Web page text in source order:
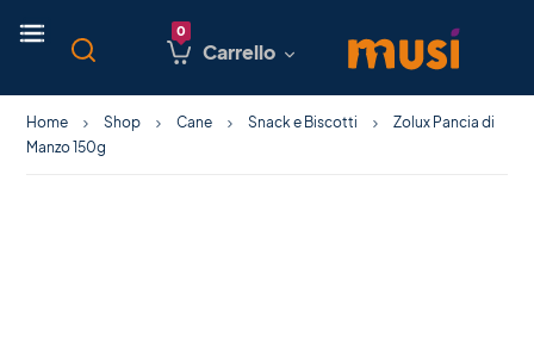
Carrello
Home Shop Cane Snack e Biscotti
Zolux Pancia di
Manzo 150g